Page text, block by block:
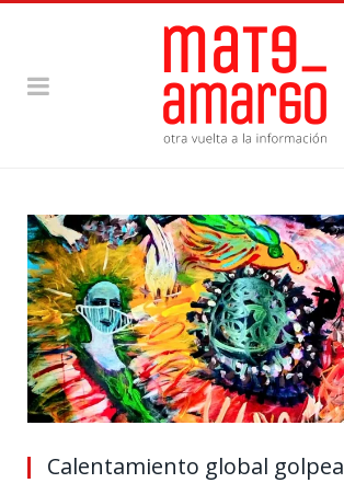
Calentamiento global golpea